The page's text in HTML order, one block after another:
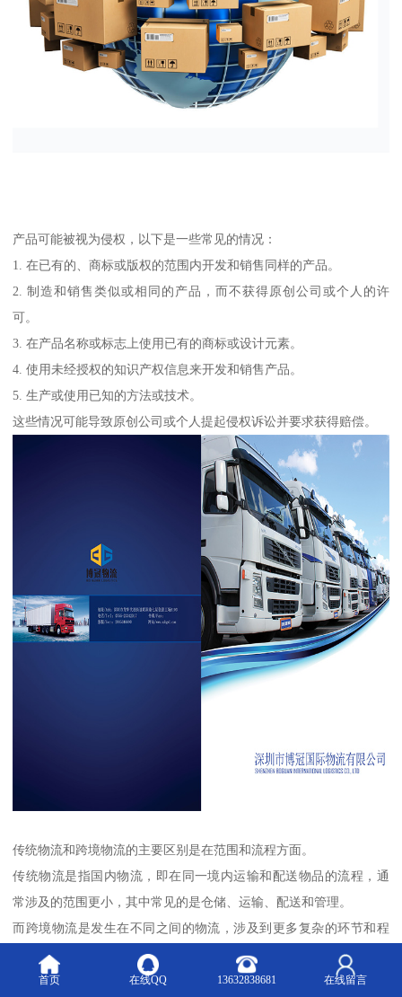
产品可能被视为侵权，以下是一些常见的情况：
1. 在已有的、商标或版权的范围内开发和销售同样的产品。
2. 制造和销售类似或相同的产品，而不获得原创公司或个人的许
可。
3. 在产品名称或标志上使用已有的商标或设计元素。
4. 使用未经授权的知识产权信息来开发和销售产品。
5. 生产或使用已知的方法或技术。
这些情况可能导致原创公司或个人提起侵权诉讼并要求获得赔偿。
传统物流和跨境物流的主要区别是在范围和流程方面。
传统物流是指国内物流，即在同一境内运输和配送物品的流程，通
常涉及的范围更小，其中常见的是仓储、运输、配送和管理。
而跨境物流是发生在不同之间的物流，涉及到更多复杂的环节和程
序，如海关清关、国际通关、国际贸易协议等。
它们之间的优势主要有以下几点：
首页 在线QQ 13632838681 在线留言